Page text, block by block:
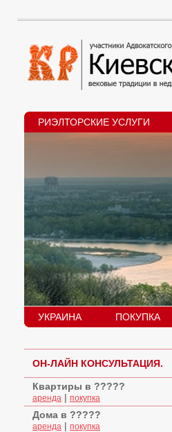
РИЭЛТОРСКИЕ УСЛУГИ
УКРАИНА ПОКУПКА
ОН-ЛАЙН КОНСУЛЬТАЦИЯ.
Квартиры в ?????
аренда | покупка
Дома в ?????
аренда | покупка